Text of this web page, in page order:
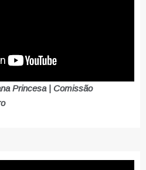
Princesa | Comissão